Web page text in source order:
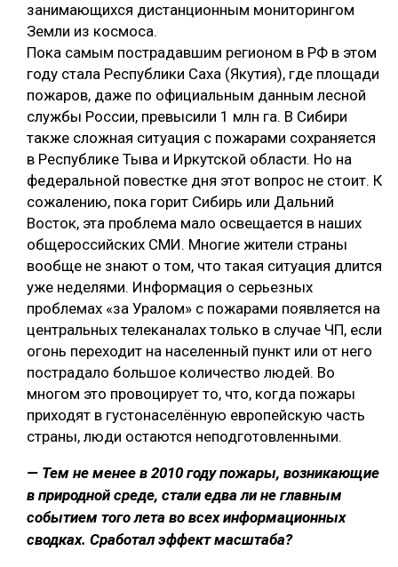
занимающихся дистанционным мониторингом
Земли из космоса.
Пока самым пострадавшим регионом в РФ в этом
году стала Республики Саха (Якутия), где площади
пожаров, даже по официальным данным лесной
службы России, превысили 1 млн га. В Сибири
также сложная ситуация с пожарами сохраняется
в Республике Тыва и Иркутской области. Но на
федеральной повестке дня этот вопрос не стоит. К
сожалению, пока горит Сибирь или Дальний
Восток, эта проблема мало освещается в наших
общероссийских СМИ. Многие жители страны
вообще не знают о том, что такая ситуация длится
уже неделями. Информация о серьезных
проблемах «за Уралом» с пожарами появляется на
центральных телеканалах только в случае ЧП, если
огонь переходит на населенный пункт или от него
пострадало большое количество людей. Во
многом это провоцирует то, что, когда пожары
приходят в густонаселённую европейскую часть
страны, люди остаются неподготовленными.
— Тем не менее в 2010 году пожары, возникающие
в природной среде, стали едва ли не главным
событием того лета во всех информационных
сводках. Сработал эффект масштаба?